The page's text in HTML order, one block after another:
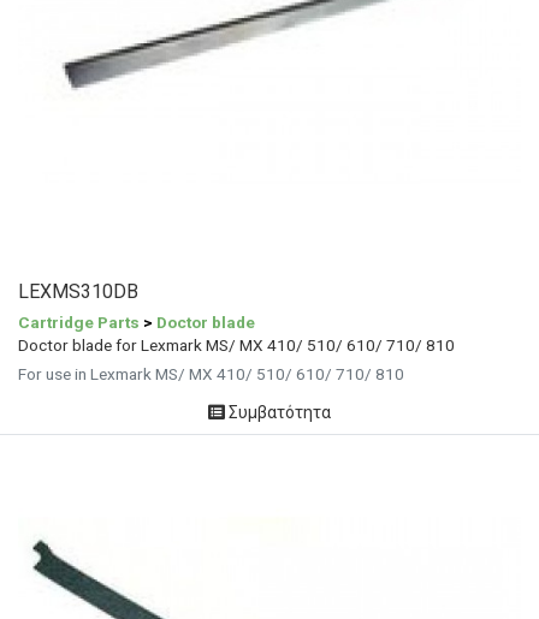
LEXMS310DB
Cartridge Parts > Doctor blade
Doctor blade for Lexmark MS/ MX 410/ 510/ 610/ 710/ 810
For use in Lexmark MS/ MX 410/ 510/ 610/ 710/ 810
Συμβατότητα